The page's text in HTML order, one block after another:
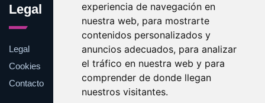
experiencia de navegación en
nuestra web, para mostrarte
contenidos personalizados y
anuncios adecuados, para analizar
el tráfico en nuestra web y para
comprender de donde llegan
nuestros visitantes.
Legal
Legal
Cookies
Contacto